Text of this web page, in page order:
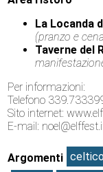
La Locanda
(pranzo e
Taverne del
Per informazioni:
Telefono
Sito internet:
E-mail:
Argomenti celtico